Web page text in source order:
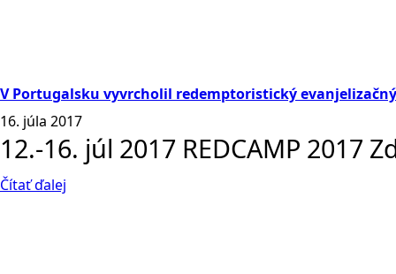
V Portugalsku vyvrcholil redemptoristický evanjelizačný
16. júla 2017
12.-16. júl 2017 REDCAMP
Čítať ďalej